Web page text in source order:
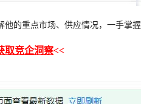
的重点市场、供应情况，一手掌握
取竞企洞察<<